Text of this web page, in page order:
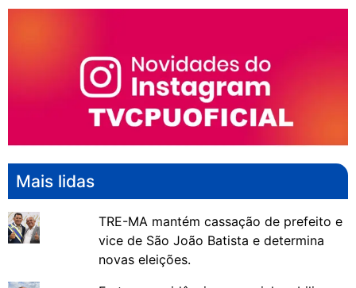
Mais lidas
TRE-MA mantém cassação de prefeito e
vice de São João Batista e determina
novas eleições.